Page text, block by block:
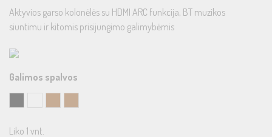
Aktyvios garso kolonėlės su HDMI ARC funkcija, BT muzikos
siuntimu ir kitomis prisijungimo galimybėmis
Galimos spalvos
Liko 1 vnt.